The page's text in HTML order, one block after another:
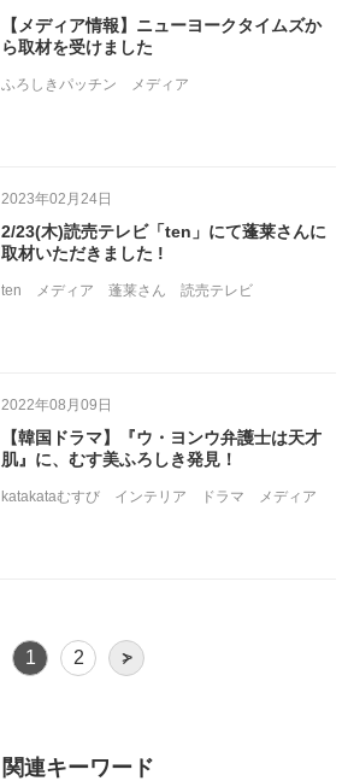
【メディア情報】ニューヨークタイムズか
ら取材を受けました
ふろしきパッチン メディア
2023年02月24日
2/23(木)読売テレビ「ten」にて蓬莱さんに
取材いただきました !
ten メディア 蓬莱さん 読売テレビ
2022年08月09日
【韓国ドラマ】『ウ・ヨンウ弁護士は天才
肌』に、むす美ふろしき発見！
katakataむすび インテリア ドラマ メディア
1 2 >
関連キーワード